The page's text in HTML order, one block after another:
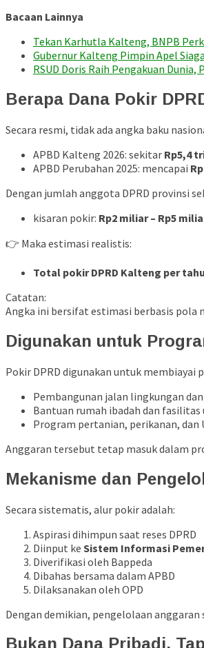
Bacaan Lainnya
Tekan Karhutla Kalteng, BNPB
Gubernur Kalteng Pimpin Apel
RSUD Doris Raih Pengakuan
Berapa Dana Pokir
Secara resmi, tidak ada angka baku
APBD Kalteng 2026: sekitar Rp5,4
APBD Perubahan 2025: mencapai
Dengan jumlah anggota DPRD provinsi
kisaran pokir: Rp2 miliar – Rp5
👉 Maka estimasi realistis:
Total pokir DPRD Kalteng per
Catatan:
Angka ini bersifat estimasi berbasis pola
Digunakan untuk
Pokir DPRD digunakan untuk
Pembangunan jalan lingkungan
Bantuan rumah ibadah dan fasilitas
Program pertanian, perikanan, dan
Anggaran tersebut tetap masuk dalam
Mekanisme dan
Secara sistematis, alur pokir adalah:
Aspirasi dihimpun saat reses DPRD
Diinput ke Sistem Informasi
Diverifikasi oleh Bappeda
Dibahas bersama dalam APBD
Dilaksanakan oleh OPD
Dengan demikian, pengelolaan anggaran
Bukan Dana Pribadi,